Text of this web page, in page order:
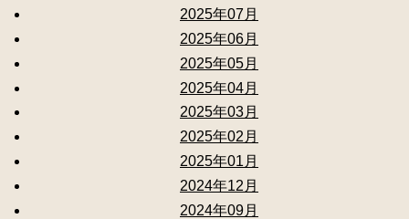
2025年07月
2025年06月
2025年05月
2025年04月
2025年03月
2025年02月
2025年01月
2024年12月
2024年09月